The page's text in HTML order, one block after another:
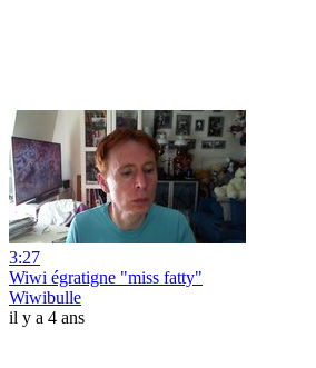
3:27
Wiwi égratigne "miss fatty"
Wiwibulle
il y a 4 ans